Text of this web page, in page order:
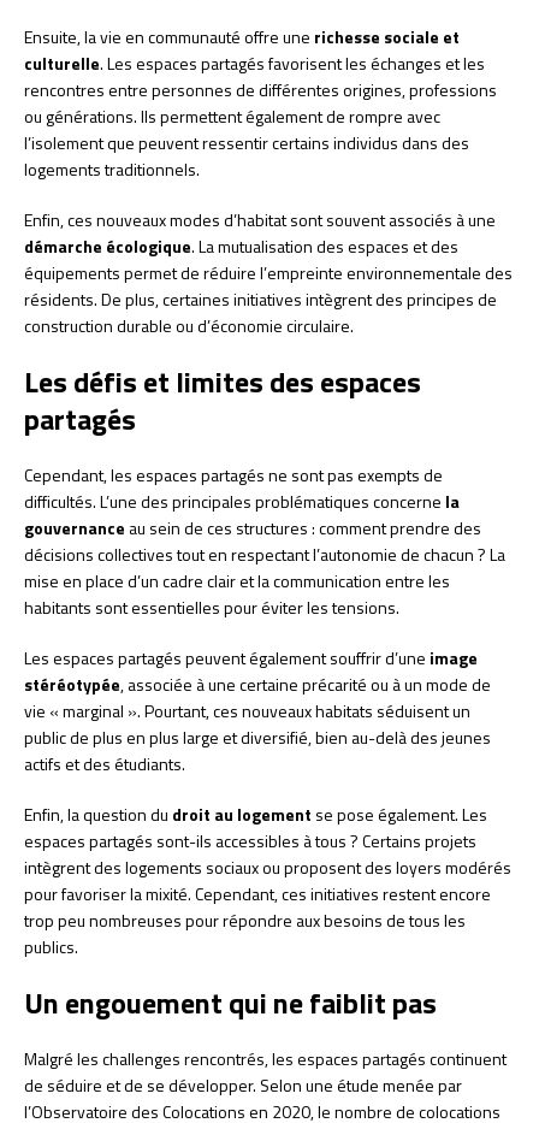
Ensuite, la vie en communauté offre une richesse sociale et
culturelle. Les espaces partagés favorisent les échanges et les
rencontres entre personnes de différentes origines, professions
ou générations. Ils permettent également de rompre avec
l’isolement que peuvent ressentir certains individus dans des
logements traditionnels.
Enfin, ces nouveaux modes d’habitat sont souvent associés à une
démarche écologique. La mutualisation des espaces et des
équipements permet de réduire l’empreinte environnementale des
résidents. De plus, certaines initiatives intègrent des principes de
construction durable ou d’économie circulaire.
Les défis et limites des espaces
partagés
Cependant, les espaces partagés ne sont pas exempts de
difficultés. L’une des principales problématiques concerne la
gouvernance au sein de ces structures : comment prendre des
décisions collectives tout en respectant l’autonomie de chacun ? La
mise en place d’un cadre clair et la communication entre les
habitants sont essentielles pour éviter les tensions.
Les espaces partagés peuvent également souffrir d’une image
stéréotypée, associée à une certaine précarité ou à un mode de
vie « marginal ». Pourtant, ces nouveaux habitats séduisent un
public de plus en plus large et diversifié, bien au-delà des jeunes
actifs et des étudiants.
Enfin, la question du droit au logement se pose également. Les
espaces partagés sont-ils accessibles à tous ? Certains projets
intègrent des logements sociaux ou proposent des loyers modérés
pour favoriser la mixité. Cependant, ces initiatives restent encore
trop peu nombreuses pour répondre aux besoins de tous les
publics.
Un engouement qui ne faiblit pas
Malgré les challenges rencontrés, les espaces partagés continuent
de séduire et de se développer. Selon une étude menée par
l’Observatoire des Colocations en 2020, le nombre de colocations